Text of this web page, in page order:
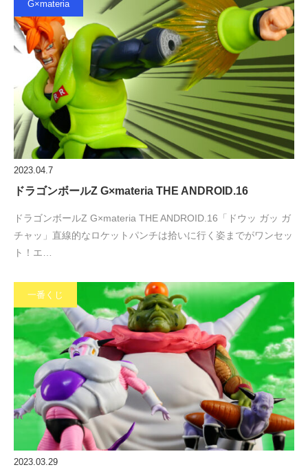
G×materia
2023.04.7
ドラゴンボールZ G×materia THE ANDROID.16
ドラゴンボールZ G×materia THE ANDROID.16「ドウッ ガッ ガ
チャッ」直線的なロケットパンチは拾いに行く姿までがワンセッ
ト！エ…
一番くじ
2023.03.29